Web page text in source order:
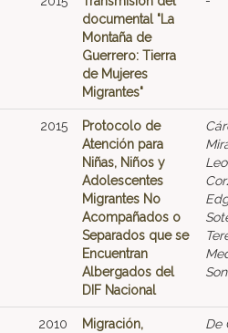
documental "La
Montaña de
Guerrero: Tierra
de Mujeres
Migrantes"
2015
Protocolo de
Atención para
Niñas, Niños y
Adolescentes
Migrantes No
Acompañados o
Separados que se
Encuentran
Albergados del
DIF Nacional
2010
Migración,
De